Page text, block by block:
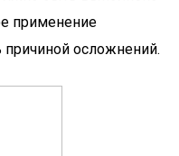
применение
осложнений.